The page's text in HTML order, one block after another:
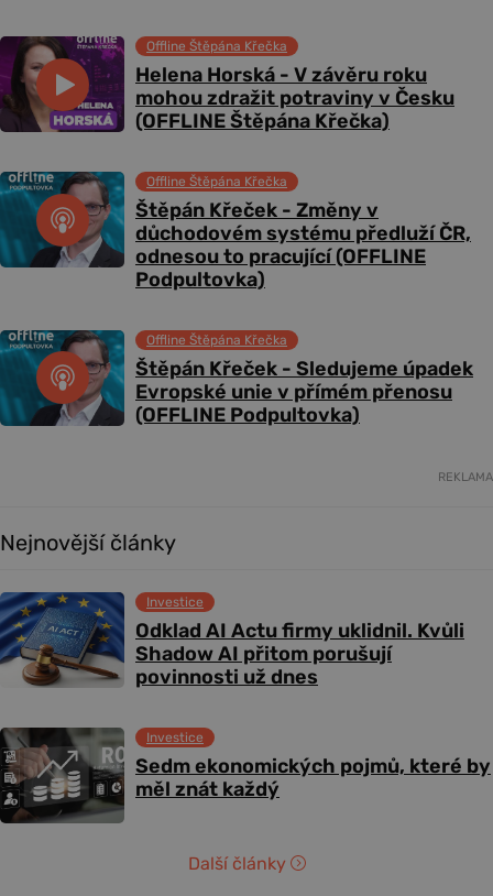
Helena Horská - V závěru roku
mohou zdražit potraviny v Česku
(OFFLINE Štěpána Křečka)
Offline Štěpána Křečka
Štěpán Křeček - Změny v
důchodovém systému předluží ČR,
odnesou to pracující (OFFLINE
Podpultovka)
Offline Štěpána Křečka
Štěpán Křeček - Sledujeme úpadek
Evropské unie v přímém přenosu
(OFFLINE Podpultovka)
Offline Štěpána Křečka
REKLAMA
Nejnovější články
Odklad AI Actu firmy uklidnil. Kvůli
Shadow AI přitom porušují
povinnosti už dnes
Investice
Sedm ekonomických pojmů, které by
měl znát každý
Investice
Další články